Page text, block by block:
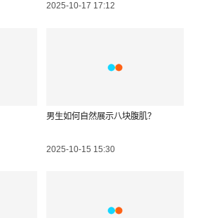
2025-10-17 17:12
男生如何自然展示八块腹肌？
2025-10-15 15:30